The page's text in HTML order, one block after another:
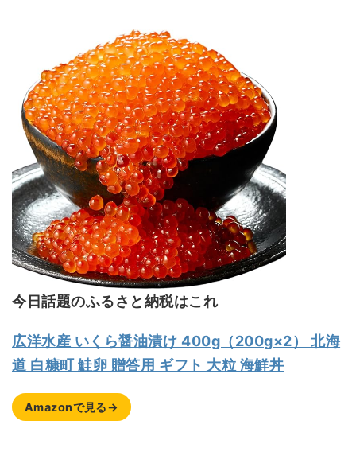
今日話題のふるさと納税はこれ
広洋水産 いくら醤油漬け 400g（200g×2） 北海
道 白糠町 鮭卵 贈答用 ギフト 大粒 海鮮丼
Amazonで見る→